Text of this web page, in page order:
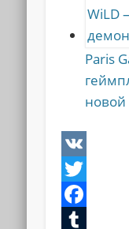
Paris
новой
VK
Twitter
Facebook